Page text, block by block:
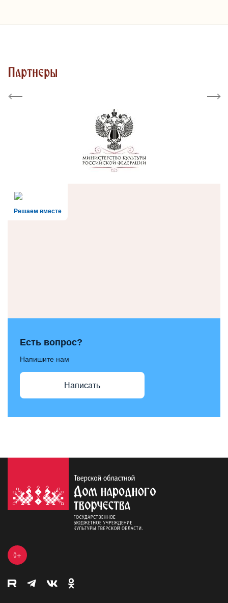
Партнеры
Previous Next
Решаем вместе
Есть вопрос?
Напишите нам
Написать
0+